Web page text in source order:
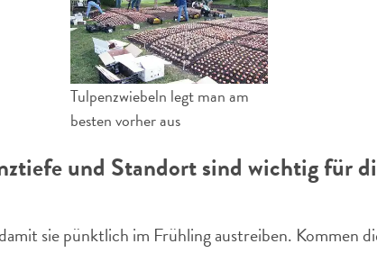
Tulpenzwiebeln legt man am
besten vorher aus
und Standort sind wichtig für
sie pünktlich im Frühling austreiben. Kommen